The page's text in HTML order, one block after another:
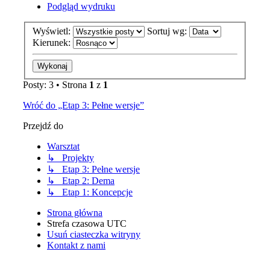
Podgląd wydruku
Wyświetl:
Sortuj wg:
Kierunek:
Posty: 3 • Strona 1 z 1
Wróć do „Etap 3: Pełne wersje”
Przejdź do
Warsztat
↳ Projekty
↳ Etap 3: Pełne wersje
↳ Etap 2: Dema
↳ Etap 1: Koncepcje
Strona główna
Strefa czasowa UTC
Usuń ciasteczka witryny
Kontakt z nami